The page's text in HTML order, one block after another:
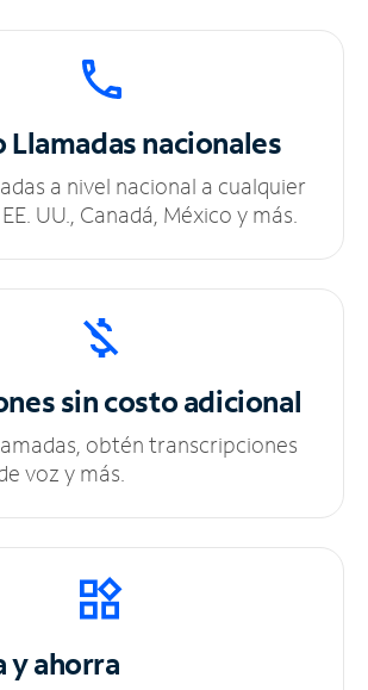
Llamadas nacionales
a nivel nacional a cualquier
UU., Canadá, México y más.
sincosto adicional
obtén transcripciones
voz y más.
y ahorra